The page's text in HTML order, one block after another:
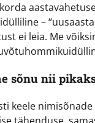
–
ei leia. Me
sõnu nii
keele